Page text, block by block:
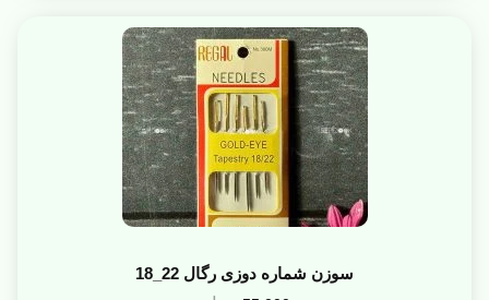
سوزن شماره دوزی رگال 22_18